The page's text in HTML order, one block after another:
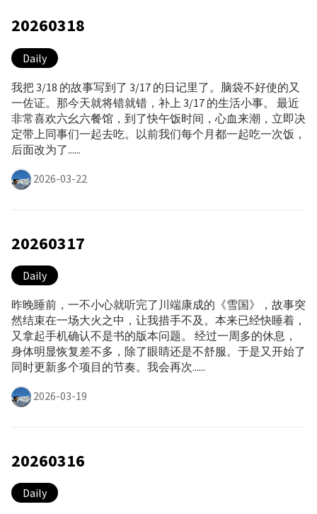
20260318
Daily
我把 3/18 的故事写到了 3/17 的日记里了。脑袋不好使的又
一佐证。那今天就将错就错，补上 3/17 的生活小事。 最近
非常喜欢六幺六餐馆，到了快午饭时间，心血来潮，立即决
定带上同事们一起去吃。以前我们每个月都一起吃一次饭，
后面改为了......
2026-03-22
20260317
Daily
昨晚睡前，一不小心就听完了川端康成的《雪国》，故事突
然结束在一场大火之中，让我措手不及。本来已经快睡着，
又拿起手机确认不是书的版本问题。 经过一周多的休息，
身体明显恢复差不多，除了眼睛还是不舒服。于是又开始了
同时更新多个项目的节奏。我会再次......
2026-03-19
20260316
Daily